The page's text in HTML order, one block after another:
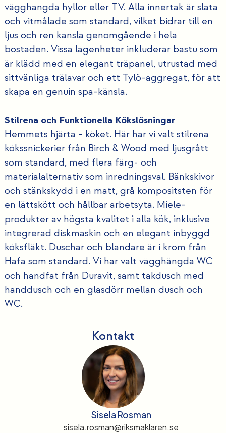
vägghängda hyllor eller TV. Alla innertak är släta
och vitmålade som standard, vilket bidrar till en
ljus och ren känsla genomgående i hela
bostaden. Vissa lägenheter inkluderar bastu som
är klädd med en elegant träpanel, utrustad med
sittvänliga trälavar och ett Tylö-aggregat, för att
skapa en genuin spa-känsla.
Stilrena och Funktionella Kökslösningar
Hemmets hjärta - köket. Här har vi valt stilrena
kökssnickerier från Birch & Wood med ljusgrått
som standard, med flera färg- och
materialalternativ som inredningsval. Bänkskivor
och stänkskydd i en matt, grå kompositsten för
en lättskött och hållbar arbetsyta. Miele-
produkter av högsta kvalitet i alla kök, inklusive
integrerad diskmaskin och en elegant inbyggd
köksfläkt. Duschar och blandare är i krom från
Hafa som standard. Vi har valt vägghängda WC
och handfat från Duravit, samt takdusch med
handdusch och en glasdörr mellan dusch och
WC.
Kontakt
Sisela Rosman
sisela.rosman@riksmaklaren.se